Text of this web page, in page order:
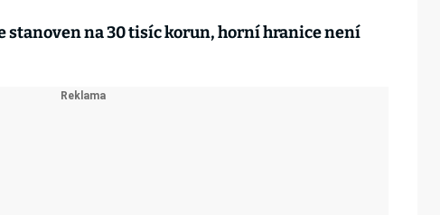
stanoven na 30 tisíc korun, horní hranice není